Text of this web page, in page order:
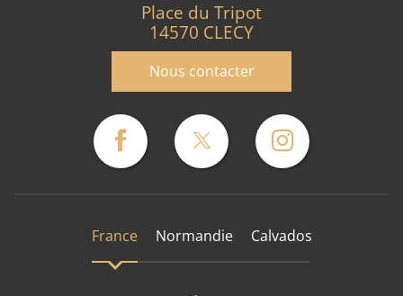
Place du Tripot
14570 CLECY
Nous contacter
France Normandie Calvados